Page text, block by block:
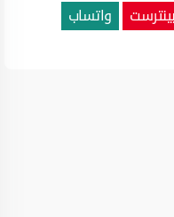
بينترست
واتساب